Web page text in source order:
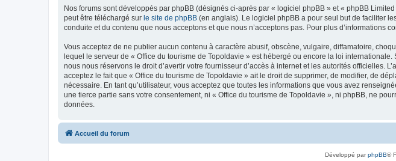
Nos forums sont développés par phpBB (désignés ci-après par « logiciel phpBB » et « phpBB
peut être téléchargé sur le site de phpBB (en anglais). Le logiciel phpBB a pour seul but de faciliter
conduite et du contenu que nous acceptons et que nous n’acceptons pas. Pour plus d’informations
Vous acceptez de ne publier aucun contenu à caractère abusif, obscène, vulgaire, diffamatoire,
lequel le serveur de « Office du tourisme de Topoldavie » est hébergé ou encore la loi
nous nous réservons le droit d’avertir votre fournisseur d’accès à internet et les autorités officielles.
acceptez le fait que « Office du tourisme de Topoldavie » ait le droit de supprimer, de modifier, de
nécessaire. En tant qu’utilisateur, vous acceptez que toutes les informations que vous avez
une tierce partie sans votre consentement, ni « Office du tourisme de Topoldavie », ni phpBB, ne
données.
Accueil du forum
Développé parphpBB®